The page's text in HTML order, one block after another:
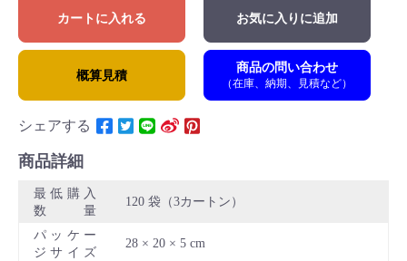
カートに入れる お気に入りに追加
概算見積
商品の問い合わせ
（在庫、納期、見積など）
シェアする
商品詳細
最低購入
数量
120 袋（3カートン）
パッケー
ジサイズ
28 × 20 × 5 cm